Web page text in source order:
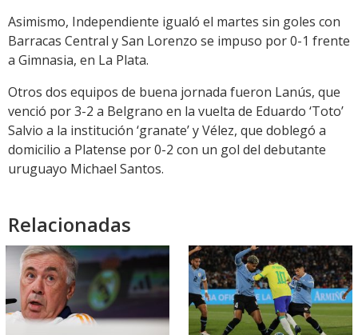
Asimismo, Independiente igualó el martes sin goles con
Barracas Central y San Lorenzo se impuso por 0-1 frente
a Gimnasia, en La Plata.
Otros dos equipos de buena jornada fueron Lanús, que
venció por 3-2 a Belgrano en la vuelta de Eduardo ‘Toto’
Salvio a la institución ‘granate’ y Vélez, que doblegó a
domicilio a Platense por 0-2 con un gol del debutante
uruguayo Michael Santos.
Relacionadas